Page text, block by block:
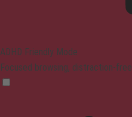
ADHD Friendly Mode
Focused browsing, distraction-free